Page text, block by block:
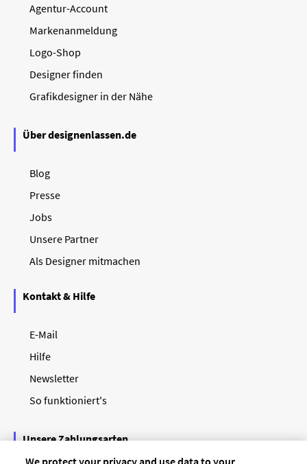
Agentur-Account
Markenanmeldung
Logo-Shop
Designer finden
Grafikdesigner in der Nähe
Über designenlassen.de
Blog
Presse
Jobs
Unsere Partner
Als Designer mitmachen
Kontakt & Hilfe
E-Mail
Hilfe
Newsletter
So funktioniert's
Unsere Zahlungsarten
We protect your privacy and use data to your